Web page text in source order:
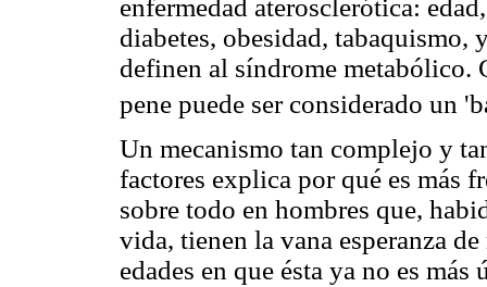
enfermedad aterosclerótica:
diabetes, obesidad, tabaquismo,
definen al síndrome
pene puede ser considerado un
Un mecanismo tan complejo y
factores explica por qué es más
sobre todo en hombres que,
vida, tienen la vana esperanza
edades en que ésta ya no es más